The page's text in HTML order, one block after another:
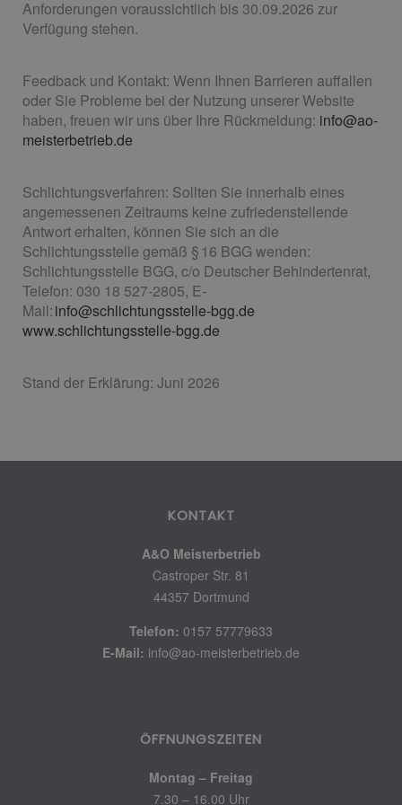
Anforderungen voraussichtlich bis 30.09.2026 zur
Verfügung stehen.
Feedback und Kontakt: Wenn Ihnen Barrieren auffallen
oder Sie Probleme bei der Nutzung unserer Website
haben, freuen wir uns über Ihre Rückmeldung: info@ao-
meisterbetrieb.de
Schlichtungsverfahren: Sollten Sie innerhalb eines
angemessenen Zeitraums keine zufriedenstellende
Antwort erhalten, können Sie sich an die
Schlichtungsstelle gemäß § 16 BGG wenden:
Schlichtungsstelle BGG, c/o Deutscher Behindertenrat,
Telefon: 030 18 527-2805, E-
Mail:info@schlichtungsstelle-bgg.de
www.schlichtungsstelle-bgg.de
Stand der Erklärung: Juni 2026
KONTAKT
A&O Meisterbetrieb
Castroper Str. 81
44357 Dortmund
Telefon: 0157 57779633
E-Mail: info@ao-meisterbetrieb.de
ÖFFNUNGSZEITEN
Montag – Freitag
7.30 – 16.00 Uhr